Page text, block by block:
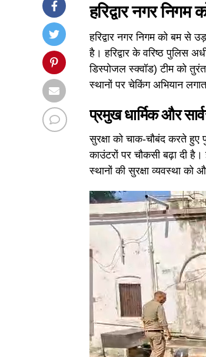
हरिद्वार नगर
हरिद्वार नगर निगम को बम से
है। हरिद्वार के वरिष्ठ पुलिस
डिस्पोजल स्क्वॉड) टीम को
स्थानों पर चेकिंग अभियान
प्रमुख धार्मिक और
सुरक्षा को चाक-चौबंद करते हुए
काउंटरों पर चौकसी बढ़ा दी
स्थानों की सुरक्षा व्यवस्था को